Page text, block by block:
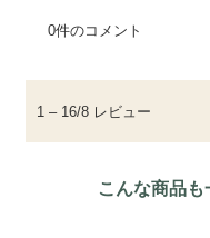
こんな商品